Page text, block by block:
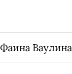
Ваулина